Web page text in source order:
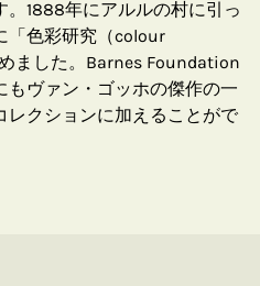
1888年にアルルの村に引っ
「色彩研究（colour
ました。Barnes Foundation
もヴァン・ゴッホの傑作の一
レクションに加えることがで